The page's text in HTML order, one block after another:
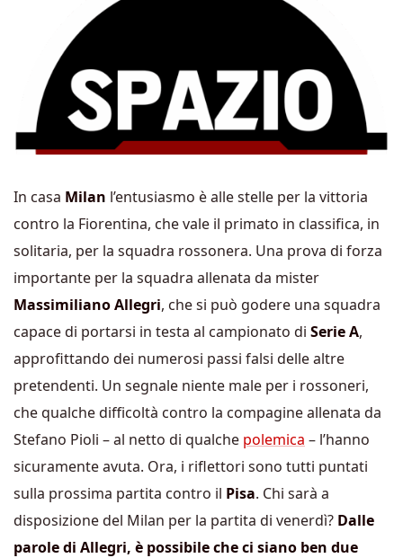
In casa Milan l’entusiasmo è alle stelle per la vittoria
contro la Fiorentina, che vale il primato in classifica, in
solitaria, per la squadra rossonera. Una prova di forza
importante per la squadra allenata da mister
Massimiliano Allegri, che si può godere una squadra
capace di portarsi in testa al campionato di Serie A,
approfittando dei numerosi passi falsi delle altre
pretendenti. Un segnale niente male per i rossoneri,
che qualche difficoltà contro la compagine allenata da
Stefano Pioli – al netto di qualche polemica – l’hanno
sicuramente avuta. Ora, i riflettori sono tutti puntati
sulla prossima partita contro il Pisa. Chi sarà a
disposizione del Milan per la partita di venerdì? Dalle
parole di Allegri, è possibile che ci siano ben due